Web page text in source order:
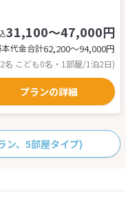
31,100～47,000円
本代金合計62,200〜94,000円
名 こども0名・1部屋/1泊2日)
プランの詳細
ン、5部屋タイプ)